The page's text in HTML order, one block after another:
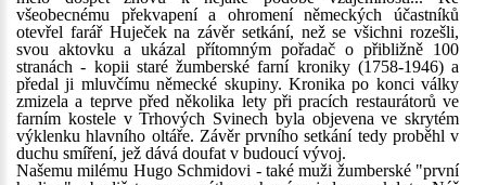
všeobecnému překvapení a ohromení německých účastníků
otevřel farář Huječek na závěr setkání, než se všichni rozešli,
svou aktovku a ukázal přítomným pořadač o přibližně 100
stranách - kopii staré žumberské farní kroniky (1758-1946) a
předal ji mluvčímu německé skupiny. Kronika po konci války
zmizela a teprve před několika lety při pracích restaurátorů ve
farním kostele v Trhových Svinech byla objevena ve skrytém
výklenku hlavního oltáře. Závěr prvního setkání tedy proběhl v
duchu smíření, jež dává doufat v budoucí vývoj.
Našemu milému Hugo Schmidovi - také muži žumberské "první